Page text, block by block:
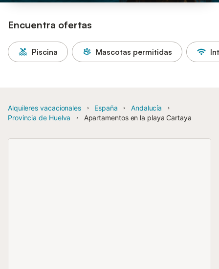
Encuentra ofertas
Piscina Mascotas permitidas
Alquileres vacacionales España
Andalucía
Provincia de Huelva
Apartamentos en la playa Cartaya